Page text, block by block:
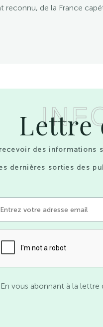
reconnu, de la France
Lettre
des informations
dernières sorties des
vous abonnant à la